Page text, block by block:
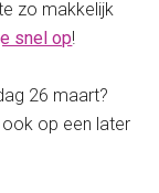
zo makkelijk
snel op!
26 maart?
op een later